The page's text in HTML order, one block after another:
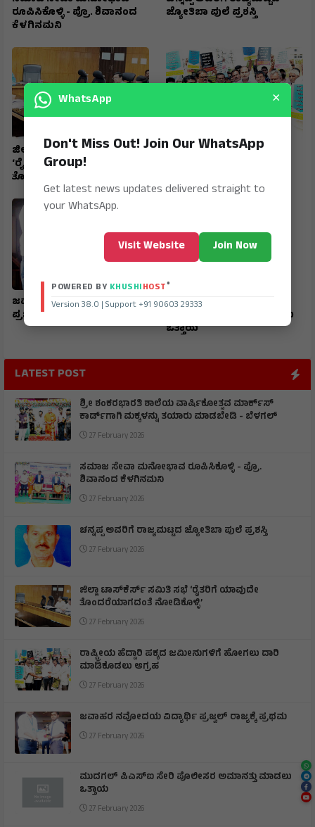
ರೂಪಿಸಿಕೊಳ್ಳಿ - ಪ್ರೊ. ಶಿವಾನಂದ
ಕೆಳಗಿನಮನಿ
ಜ್ಯೋತಿಬಾ ಪುಲೆ ಪ್ರಶಸ್ತಿ
ಜಿಲ್ಲಾ ಟಾಸ್‌‌ಕೆರ್ಸ್ ಸಮಿತಿ ಸಭೆ
‘ರೈತರಿಗೆ ಯಾವುದೇ
ತೊಂದರೆಯಾಗದಂತೆ ನೋಡಿಕೊಳ್ಳಿ’
ರಾಷ್ಟ್ರೀಯ ಹೆದ್ದಾರಿ ಪಕ್ಕದ
ಜವಾಹರ ನವೋದಯ ವಿದ್ಯಾರ್ಥಿ
ಪ್ರಜ್ವಲ್ ರಾಜ್ಯಕ್ಕೆ ಪ್ರಥಮ
ಮುದಗಲ್ ಪಿಎಸ್‌ಐ ಸೇರಿ
ಪೊಲೀಸರ ಅಮಾನತ್ತು ಮಾಡಲು
ಒತ್ತಾಯ
LATEST POST
ಶ್ರೀ ಶಂಕರಭಾರತಿ ಶಾಲೆಯ ವಾರ್ಷಿಕೋತ್ಸವ ಮಾರ್ಕ್‌ಸ್‌
ಕಾರ್ಡ್‌ಗಾಗಿ ಮಕ್ಕಳನ್ನು ತಯಾರು ಮಾಡಬೇಡಿ - ಬೆಳಗಲ್
27 February 2026
ಸಮಾಜ ಸೇವಾ ಮನೋಭಾವ ರೂಪಿಸಿಕೊಳ್ಳಿ - ಪ್ರೊ.
ಶಿವಾನಂದ ಕೆಳಗಿನಮನಿ
27 February 2026
ಚನ್ನಪ್ಪ ಅವರಿಗೆ ರಾಜ್ಯಮಟ್ಟದ ಜ್ಯೋತಿಬಾ ಪುಲೆ ಪ್ರಶಸ್ತಿ
27 February 2026
ಜಿಲ್ಲಾ ಟಾಸ್‌‌ಕೆರ್ಸ್ ಸಮಿತಿ ಸಭೆ ‘ರೈತರಿಗೆ ಯಾವುದೇ
ತೊಂದರೆಯಾಗದಂತೆ ನೋಡಿಕೊಳ್ಳಿ’
27 February 2026
ರಾಷ್ಟ್ರೀಯ ಹೆದ್ದಾರಿ ಪಕ್ಕದ ಜಮೀನುಗಳಿಗೆ ಹೋಗಲು ದಾರಿ
ಮಾಡಿಕೊಡಲು ಆಗ್ರಹ
27 February 2026
ಜವಾಹರ ನವೋದಯ ವಿದ್ಯಾರ್ಥಿ ಪ್ರಜ್ವಲ್ ರಾಜ್ಯಕ್ಕೆ ಪ್ರಥಮ
27 February 2026
ಮುದಗಲ್ ಪಿಎಸ್‌ಐ ಸೇರಿ ಪೊಲೀಸರ ಅಮಾನತ್ತು ಮಾಡಲು
ಒತ್ತಾಯ
27 February 2026
WhatsApp ×
Don't Miss Out! Join Our WhatsApp
Group!
Get latest news updates delivered straight to
your WhatsApp.
Visit Website Join Now
POWERED BY KHUSHIHOST®
Version 38.0 | Support +91 90603 29333